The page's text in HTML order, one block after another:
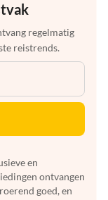
regelmatig
reistrends.
en
ontvangen
goed, en